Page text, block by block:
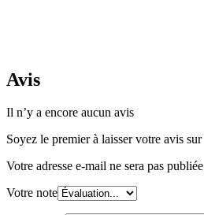
Avis
Il n’y a encore aucun avis
Soyez le premier à laisser votre avis
Votre adresse e-mail ne sera pas
Votre note